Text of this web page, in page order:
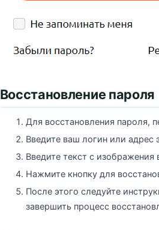
Восстановление пароля
Для восстановления пароля,
Введите ваш логин или адрес
Введите текст с
Нажмите кнопку для
После этого следуйте
завершить процесс